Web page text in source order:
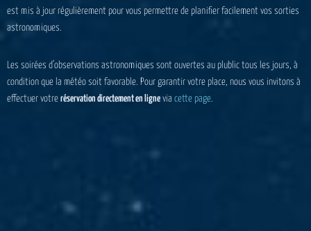
est mis à jour régulièrement pour vous permettre de planifier facilement vos sorties
astronomiques.
Les soirées d’observations astronomiques sont ouvertes au plublic tous les jours, à
condition que la météo soit favorable. Pour garantir votre place, nous vous invitons à
effectuer votre réservation directement en ligne via cette page